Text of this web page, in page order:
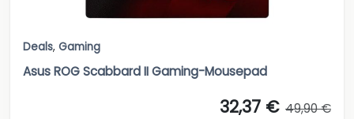
Deals, Gaming
Asus ROG Scabbard II Gaming-Mousepad
32,37 € 49,90 €